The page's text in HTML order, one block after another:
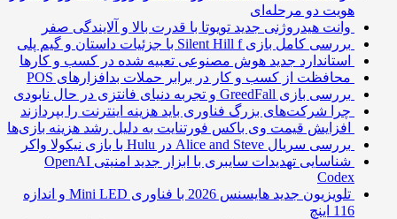
هویت دو مرحله‌ای
وانت هیدروژنی جدید تویوتا با قدرت بالا و آلایندگی صفر
بررسی کامل بازی Silent Hill f با جزئیات داستان و گیم پلی
استاندارد جدید هوش مصنوعی تعبیه شده در کسب و کارها
محافظت از کسب و کار در برابر حملات بدافزارهای POS
بررسی بازی GreedFall و تجربه دنیای فانتزی در حال نابودی
چرا شرکت‌های بزرگ فناوری باید هزینه اینترنت را بپردازند
افزایش قیمت وی باکس فورتنایت به دلیل رشد هزینه بازی‌ها
بررسی سریال Alice and Steve در Hulu با بازی نیکولا واکر
شناسایی تهدیدات سایبری با ابزار جدید امنیتی OpenAI
Codex
تلویزیون جدید هایسنس 2026 با فناوری Mini LED و اندازه